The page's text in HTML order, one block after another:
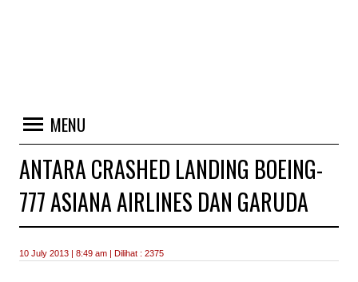
MENU
ANTARA CRASHED LANDING BOEING-
777 ASIANA AIRLINES DAN GARUDA
10 July 2013 | 8:49 am | Dilihat : 2375